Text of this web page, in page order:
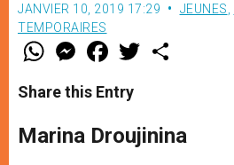
JANVIER 10, 2019 17:29 JEUNES
TEMPORAIRES
W
t
s
p
p
M
e
s
e
g
e
F
a
e
b
o
k
w
r
Share this Entry
Marina Droujinina